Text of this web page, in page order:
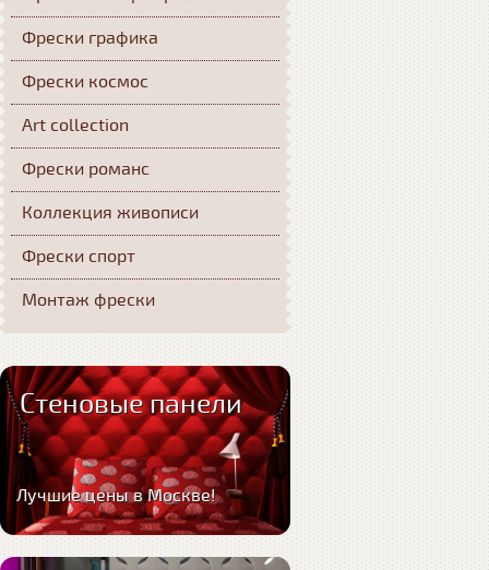
Фрески графика
Фрески космос
Art collection
Фрески романс
Коллекция живописи
Фрески спорт
Монтаж фрески
Стеновые панели
Лучшие цены в Москве!